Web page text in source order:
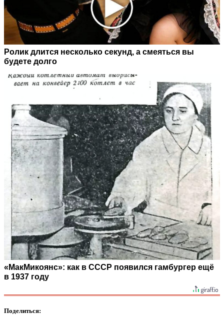
Ролик длится несколько секунд, а смеяться вы
будете долго
«МакМикоянс»: как в СССР появился гамбургер ещё
в 1937 году
Поделиться: